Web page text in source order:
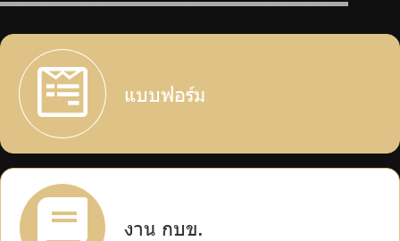
รายงานผลการดำเนินงาน
จัดซื้อจัดจ้าง
บริการเจ้าหน้าที่ส่วนราชการ
ร่วมงานกับเรา
แบบฟอร์ม
งาน กบข.